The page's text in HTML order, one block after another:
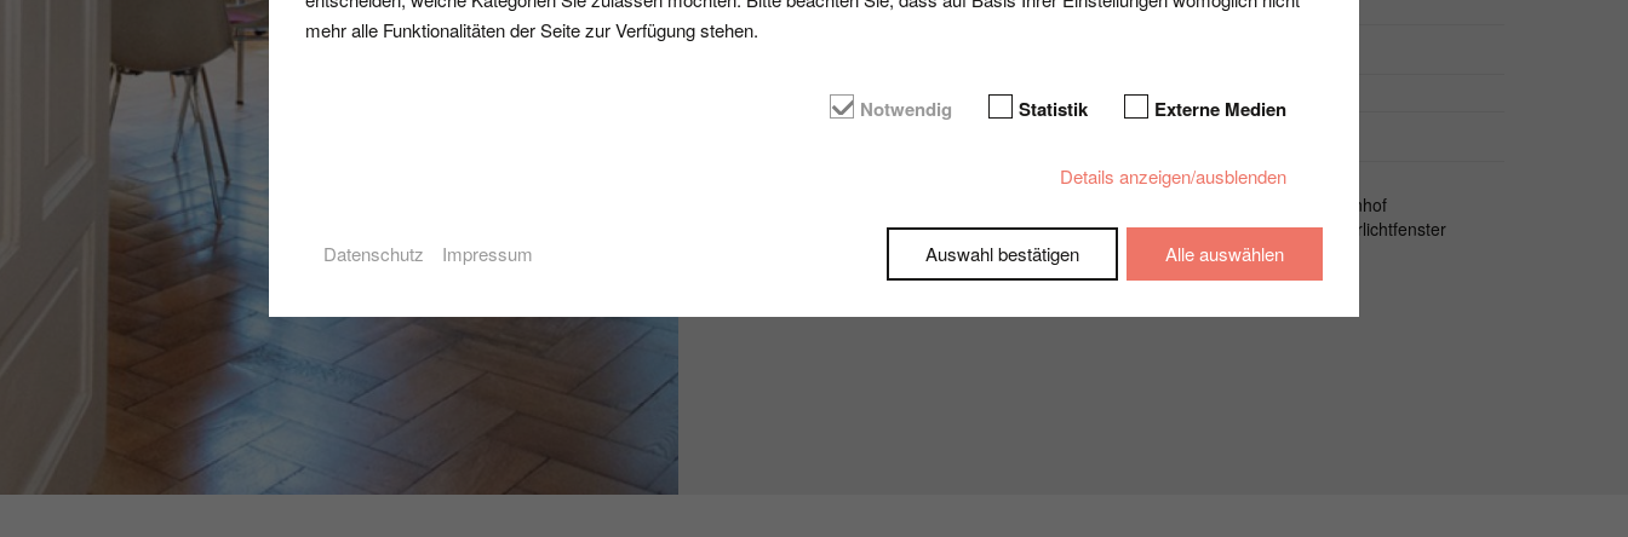
Kaufpreis Wohnung
810.000,00 €
- 2,80 m Raumhöhe
- West-Balkon zum ruhigen Innenhof
- Saniertes Badezimmer mit Oberlichtfenster
- Aufzug
- Renoviertes Fischgrätparkett
mehr alle Funktionalitäten der Seite zur Verfügung stehen.
Notwendig Statistik Externe Medien
Details anzeigen/ausblenden
Auswahl bestätigen Alle auswählen
Datenschutz Impressum